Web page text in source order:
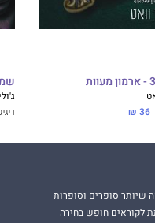
36 ₪
שיותר סופרים וסופרות
לקוראים חופש בחירה